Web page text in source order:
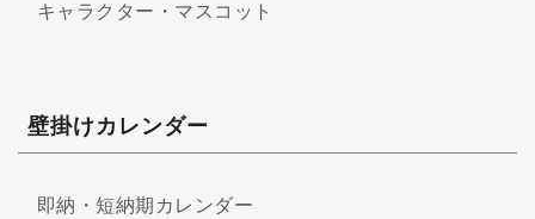
キャラクター・マスコット
壁掛けカレンダー
即納・短納期カレンダー